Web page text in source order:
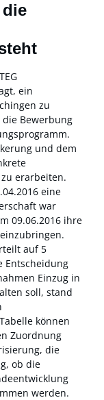
ein
zu
Bewerbung
und dem
erarbeiten.
eine
war
09.06.2016 ihre
auf 5
Entscheidung
Einzug in
soll, stand
können
Zuordnung
die
ob die
werden.